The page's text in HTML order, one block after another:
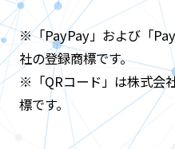
※「PayPay」および「
社の登録商標です。
※「QRコード」は株式会
標です。